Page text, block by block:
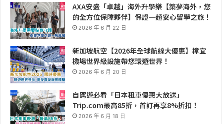
AXA安盛「卓越」海外升學樂【築夢海外，您
的全方位保障夥伴】保證一趟安心留學之旅！
2026 年 6 月 22 日
新加坡航空【2026年全球航線大優惠】樟宜
機場世界級設施帶您環遊世界！
2026 年 6 月 20 日
自駕遊必看「日本租車優惠大放送」
Trip.com最高85折，首訂再享8%折扣！
2026 年 6 月 18 日